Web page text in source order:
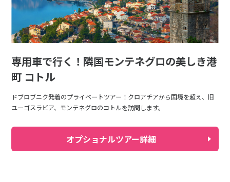
専用車で行く！隣国モンテネグロの美しき港
町 コトル
ドブロブニク発着のプライベートツアー！クロアチアから国境を超え、旧
ユーゴスラビア、モンテネグロのコトルを訪問します。
オプショナルツアー詳細